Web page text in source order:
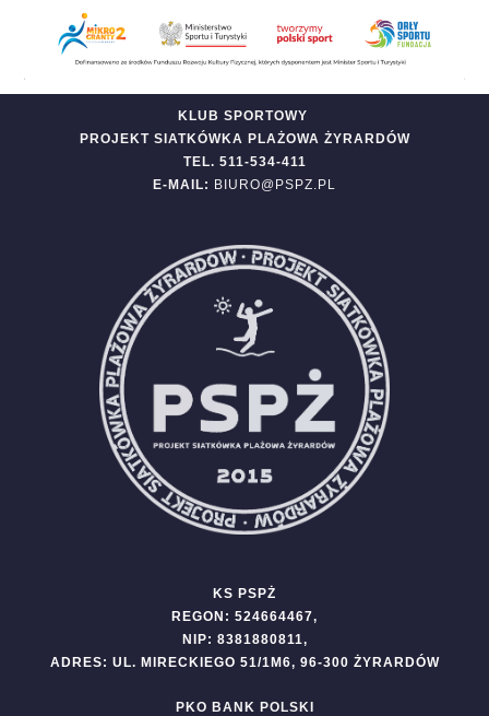
KLUB SPORTOWY
PROJEKT SIATKÓWKA PLAŻOWA ŻYRARDÓW
TEL. 511-534-411
E-MAIL: BIURO@PSPZ.PL
KS PSPŻ
REGON: 524664467,
NIP: 8381880811,
ADRES: UL. MIRECKIEGO 51/1M6, 96-300 ŻYRARDÓW
PKO BANK POLSKI